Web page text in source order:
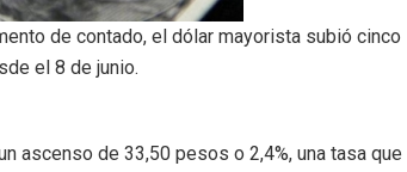
de contado, el dólar mayorista subió cinco
el 8 de junio.
ascenso de 33,50 pesos o 2,4%, una tasa que